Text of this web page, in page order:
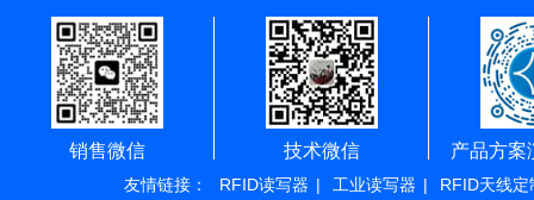
销售微信 技术微信 产品方案
友情链接： RFID读写器 | 工业读写器 | RFID天线定